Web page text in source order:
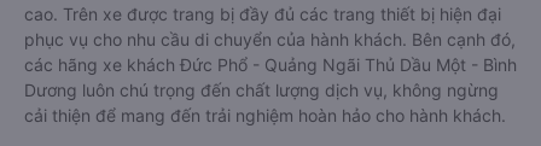
cao. Trên xe được trang bị đầy đủ các trang thiết bị hiện đại
phục vụ cho nhu cầu di chuyển của hành khách. Bên cạnh đó,
các hãng xe khách Đức Phổ - Quảng Ngãi Thủ Dầu Một - Bình
Dương luôn chú trọng đến chất lượng dịch vụ, không ngừng
cải thiện để mang đến trải nghiệm hoàn hảo cho hành khách.